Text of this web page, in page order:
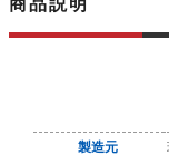
商品説明
製造元